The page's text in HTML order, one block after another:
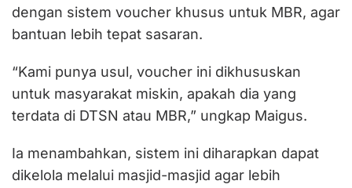
dengan sistem voucher khusus untuk MBR, agar
bantuan lebih tepat sasaran.
“Kami punya usul, voucher ini dikhususkan
untuk masyarakat miskin, apakah dia yang
terdata di DTSN atau MBR,” ungkap Maigus.
Ia menambahkan, sistem ini diharapkan dapat
dikelola melalui masjid-masjid agar lebih